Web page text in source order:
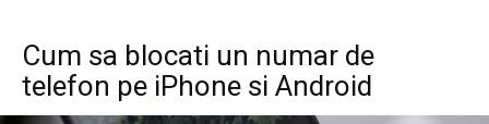
Cum sa blocati un numar de
telefon pe iPhone si Android